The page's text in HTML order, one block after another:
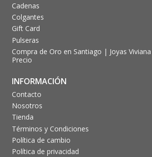
Cadenas
Colgantes
Gift Card
Pulseras
Compra de Oro en Santiago | Joyas
Precio
INFORMACIÓN
Contacto
Nosotros
Tienda
Términos y Condiciones
Política de cambio
Política de privacidad